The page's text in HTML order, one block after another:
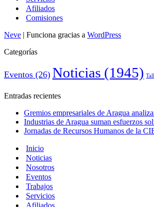
Afiliados
Comisiones
Neve | Funciona gracias a WordPress
Categorías
Eventos (26) Noticias (1945)
Entradas recientes
Gremios empresariales de Aragua
Industrias de Aragua suman esfuerzos
Jornadas de Recursos Humanos de la
Inicio
Noticias
Nosotros
Eventos
Trabajos
Servicios
Afiliados